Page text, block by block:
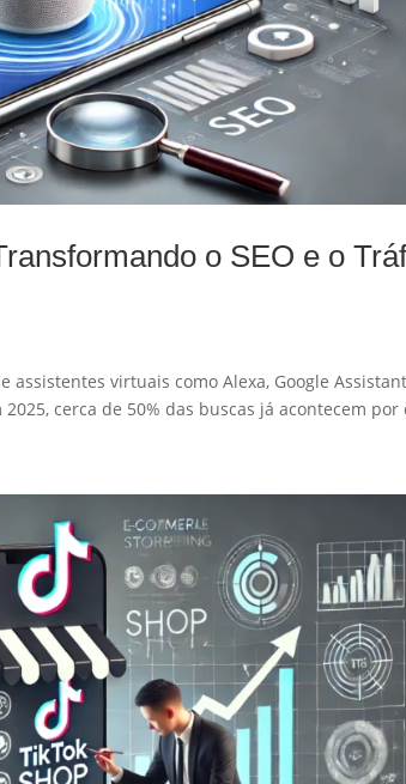
o SEO e o
virtuais como Alexa, Google
cerca de 50% das buscas já acontecem por